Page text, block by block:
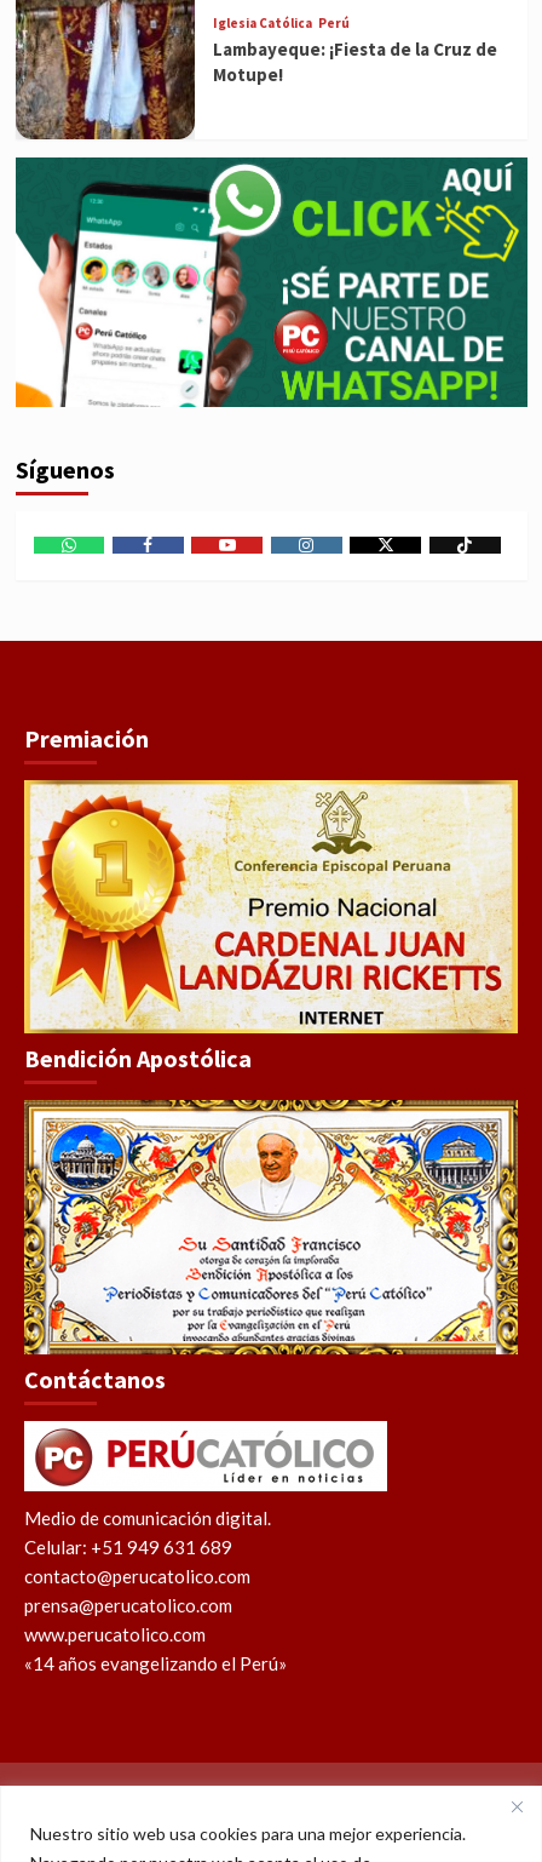
Nuestro sitio web usa cookies para una mejor experiencia.
Iglesia Católica Perú
Lambayeque: ¡Fiesta de la Cruz de
Motupe!
Síguenos
Premiación
Bendición Apostólica
Contáctanos
Medio de comunicación digital.
Celular: +51 949 631 689
contacto@perucatolico.com
prensa@perucatolico.com
www.perucatolico.com
«14 años evangelizando el Perú»